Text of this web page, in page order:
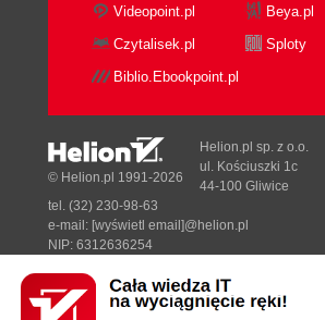
Videopoint.pl
Beya.pl
Czytalisek.pl
Sploty
Biblio.Ebookpoint.pl
Designed with ♥ byTonik.pl
© Helion.pl 1991-2026
Helion.pl sp. z o.o.
ul. Kościuszki 1c
44-100 Gliwice
tel. (32) 230-98-63
e-mail: [wyświetl email]@helion.pl
NIP: 6312636254